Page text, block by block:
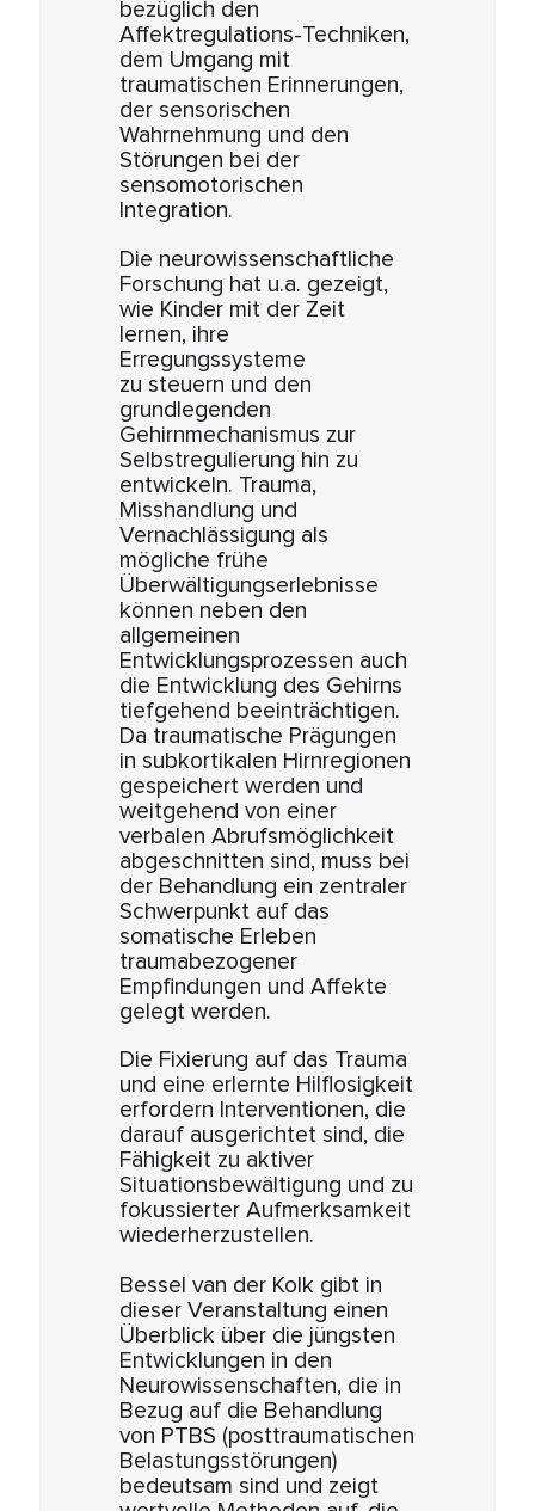
bezüglich den
Affektregulations-Techniken,
dem Umgang mit
traumatischen Erinnerungen,
der sensorischen
Wahrnehmung und den
Störungen bei der
sensomotorischen
Integration.
Die neurowissenschaftliche
Forschung hat u.a. gezeigt,
wie Kinder mit der Zeit
lernen, ihre
Erregungssysteme
zu steuern und den
grundlegenden
Gehirnmechanismus zur
Selbstregulierung hin zu
entwickeln. Trauma,
Misshandlung und
Vernachlässigung als
mögliche frühe
Überwältigungserlebnisse
können neben den
allgemeinen
Entwicklungsprozessen auch
die Entwicklung des Gehirns
tiefgehend beeinträchtigen.
Da traumatische Prägungen
in subkortikalen Hirnregionen
gespeichert werden und
weitgehend von einer
verbalen Abrufsmöglichkeit
abgeschnitten sind, muss bei
der Behandlung ein zentraler
Schwerpunkt auf das
somatische Erleben
traumabezogener
Empfindungen und Affekte
gelegt werden.
Die Fixierung auf das Trauma
und eine erlernte Hilflosigkeit
erfordern Interventionen, die
darauf ausgerichtet sind, die
Fähigkeit zu aktiver
Situationsbewältigung und zu
fokussierter Aufmerksamkeit
wiederherzustellen.
Bessel van der Kolk gibt in
dieser Veranstaltung einen
Überblick über die jüngsten
Entwicklungen in den
Neurowissenschaften, die in
Bezug auf die Behandlung
von PTBS (posttraumatischen
Belastungsstörungen)
bedeutsam sind und zeigt